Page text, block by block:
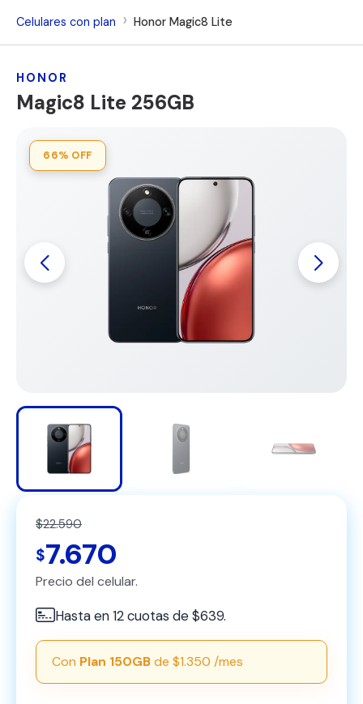
Celulares con plan Honor Magic8 Lite
HONOR
Magic8 Lite 256GB
66% OFF
$22.590
$7.670
Precio del celular.
Hasta en 12 cuotas de $639.
Con Plan 150GBde $1.350 /mes